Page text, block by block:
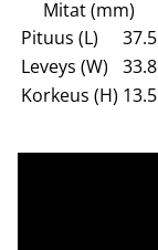
Mitat (mm)
Pituus (L)
37.5
Leveys (W)
33.8
Korkeus (H) 13.5